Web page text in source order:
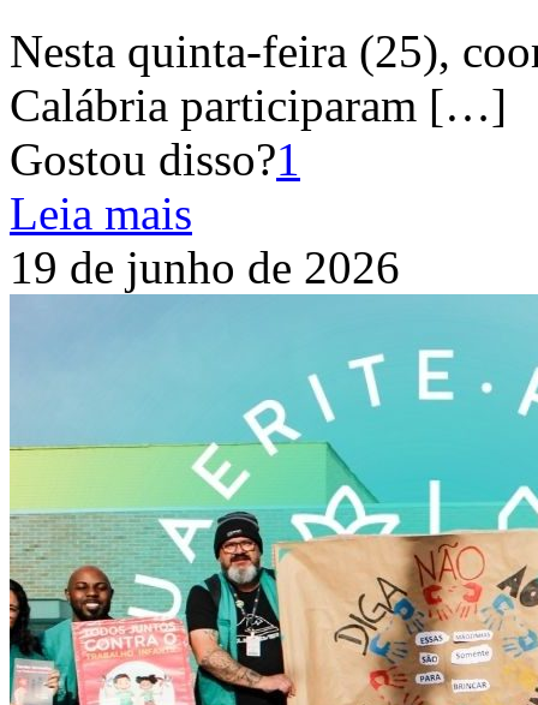
Nesta quinta-feira (25),
Calábria participaram […]
Gostou disso?1
Leia mais
19 de junho de 2026